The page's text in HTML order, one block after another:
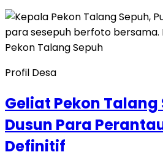
Profil Desa
Geliat Pekon Talang
Dusun Para
Definitif